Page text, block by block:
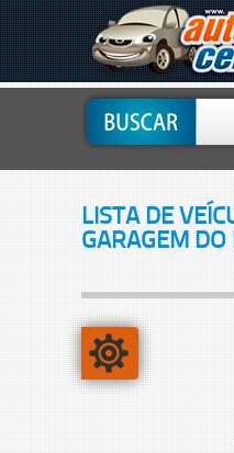
LISTA DE
GARAGEM DO